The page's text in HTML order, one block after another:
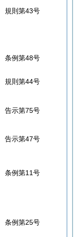
規則第43号
条例第48号
規則第44号
告示第75号
告示第47号
条例第11号
条例第25号